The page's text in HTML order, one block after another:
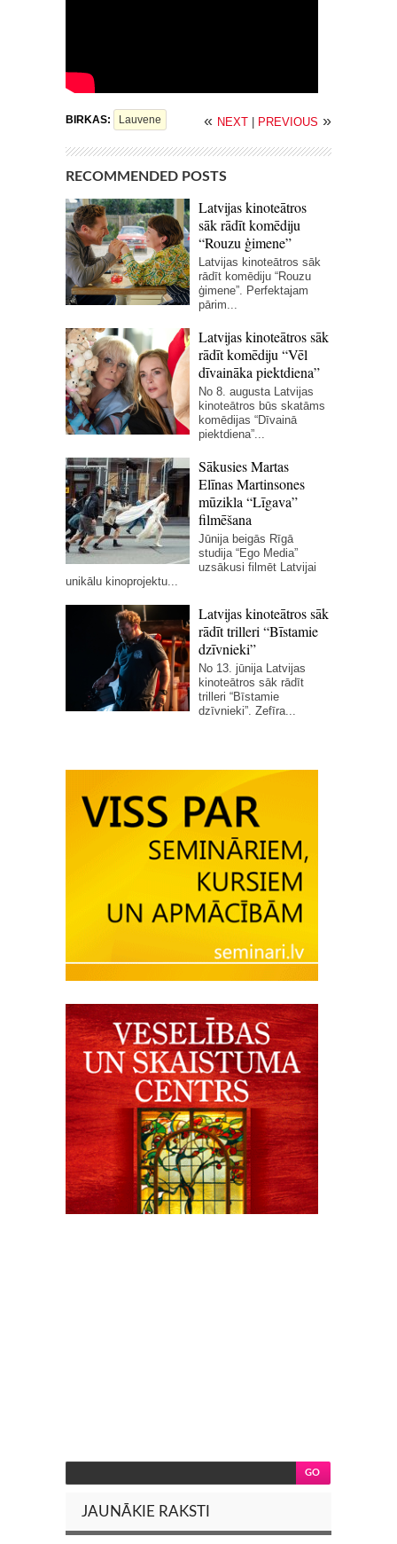
BIRKAS: Lauvene « NEXT PREVIOUS »
RECOMMENDED POSTS
Latvijas kinoteātros
sāk rādīt komēdiju
“Rouzu ģimene”
Latvijas kinoteātros sāk
rādīt komēdiju “Rouzu
ģimene”. Perfektajam
pārim...
Latvijas kinoteātros sāk
rādīt komēdiju “Vēl
dīvaināka piektdiena”
No 8. augusta Latvijas
kinoteātros būs skatāms
komēdijas “Dīvainā
piektdiena”...
Sākusies Martas
Elīnas Martinsones
mūzikla “Līgava”
filmēšana
Jūnija beigās Rīgā
studija “Ego Media”
uzsākusi filmēt Latvijai
unikālu kinoprojektu...
Latvijas kinoteātros sāk
rādīt trilleri “Bīstamie
dzīvnieki”
No 13. jūnija Latvijas
kinoteātros sāk rādīt
trilleri “Bīstamie
dzīvnieki”. Zefīra...
JAUNĀKIE RAKSTI